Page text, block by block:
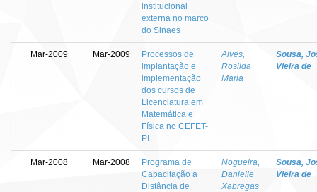
institucional
externa no marco
do Sinaes
Mar-2009 Mar-2009
Processos de
implantação e
implementação
dos cursos de
Licenciatura em
Matemática e
Física no CEFET-
PI
Alves,
Rosilda
Maria
Sousa,
Vieira de
Mar-2008 Mar-2008
Programa de
Capacitação a
Distância de
Nogueira,
Danielle
Xabregas
Sousa,
Vieira de